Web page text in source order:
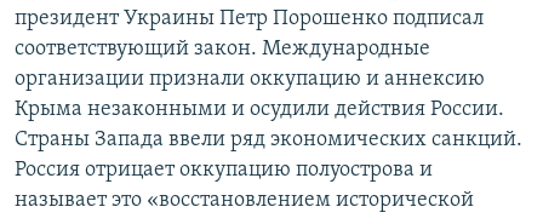
президент Украины Петр Порошенко подписал
соответствующий закон. Международные
организации признали оккупацию и аннексию
Крыма незаконными и осудили действия России.
Страны Запада ввели ряд экономических санкций.
Россия отрицает оккупацию полуострова и
называет это «восстановлением исторической